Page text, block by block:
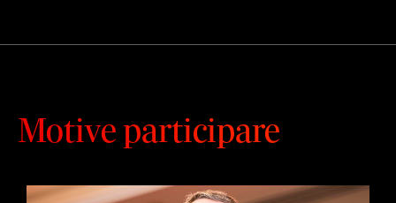
Motive participare